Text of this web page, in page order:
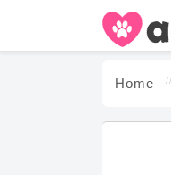
Home